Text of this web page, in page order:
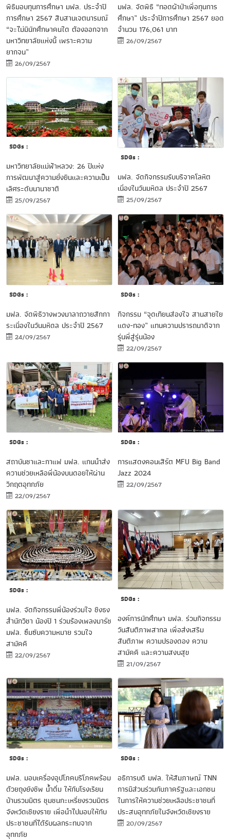
พิธีมอบทุนการศึกษา มฟล. ประจำปี
การศึกษา 2567 สืบสานเจตนารมณ์
“จะไม่มีนักศึกษาคนใด ต้องออกจาก
มหาวิทยาลัยแห่งนี้ เพราะความ
ยากจน”
26/09/2567
มฟล. จัดพิธี “ทอดผ้าป่าเพื่อทุนการ
ศึกษา” ประจำปีการศึกษา 2567 ยอด
จำนวน 176,061 บาท
26/09/2567
SDGs :
มหาวิทยาลัยแม่ฟ้าหลวง: 26 ปีแห่ง
การพัฒนาสู่ความยั่งยืนและความเป็น
เลิศระดับนานาชาติ
25/09/2567
SDGs :
มฟล. จัดกิจกรรมรับบริจาคโลหิต
เนื่องในวันมหิดล ประจำปี 2567
25/09/2567
SDGs :
มฟล. จัดพิธีวางพวงมาลาถวายสักกา
ระเนื่องในวันมหิดล ประจำปี 2567
24/09/2567
SDGs :
กิจกรรม “จุดเทียนส่องใจ สานสายใย
แดง-ทอง” แทนความปรารถนาดีจาก
รุ่นพี่สู่รุ่นน้อง
22/09/2567
SDGs :
สถาบันชาและกาแฟ มฟล. แกนนำส่ง
ความช่วยเหลือพี่น้องบนดอยให้ผ่าน
วิกฤตอุทกภัย
22/09/2567
SDGs :
การแสดงคอนเสิร์ต MFU Big Band
Jazz 2024
22/09/2567
SDGs :
มฟล. จัดกิจกรรมพี่น้องร่วมใจ ชิงธง
สำนักวิชา น้องปี 1 ร่วมร้องเพลงมาร์ช
มฟล. ซึมซับความหมาย รวมใจ
สามัคคี
22/09/2567
SDGs :
องค์การนักศึกษา มฟล. ร่วมกิจกรรม
วันสันติภาพสากล เพื่อส่งเสริม
สันติภาพ ความปรองดอง ความ
สามัคคี และความสงบสุข
21/09/2567
SDGs :
มฟล. มอบเครื่องอุปโภคบริโภคพร้อม
ด้วยถุงยังชีพ น้ำดื่ม ให้กับโรงเรียน
บ้านรวมมิตร ชุมชนกะเหรี่ยงรวมมิตร
จังหวัดเชียงราย เพื่อนำไปมอบให้กับ
ประชาชนที่ได้รับผลกระทบจาก
อุทกภัย
SDGs :
อธิการบดี มฟล. ให้สัมภาษณ์ TNN
การมีส่วนร่วมกับภาครัฐและเอกชน
ในการให้ความช่วยเหลือประชาชนที่
ประสบอุทกภัยในจังหวัดเชียงราย
20/09/2567